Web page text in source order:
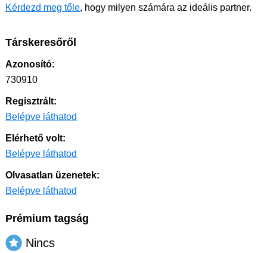
Kérdezd meg tőle, hogy milyen számára az ideális partner.
Társkeresőről
Azonosító:
730910
Regisztrált:
Belépve láthatod
Elérhető volt:
Belépve láthatod
Olvasatlan üzenetek:
Belépve láthatod
Prémium tagság
Nincs